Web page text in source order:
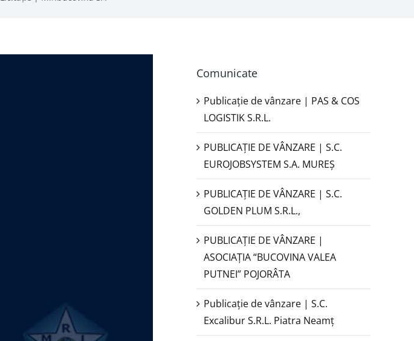
Comunicate
Publicație de vânzare | PAS & COS
LOGISTIK S.R.L.
PUBLICAŢIE DE VÂNZARE | S.C.
EUROJOBSYSTEM S.A. MUREȘ
PUBLICAȚIE DE VÂNZARE | S.C.
GOLDEN PLUM S.R.L.,
PUBLICAŢIE DE VÂNZARE |
ASOCIAȚIA “BUCOVINA VALEA
PUTNEI” POJORÂTA
Publicație de vânzare | S.C.
Excalibur S.R.L. Piatra Neamţ